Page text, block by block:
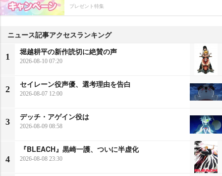
プレゼント特集
ニュース記事アクセスランキング
1
堀越耕平の新作読切に絶賛の声
2026-08-10 07:20
2
セイレーン役声優、選考理由を告白
2026-08-07 12:00
3
デッチ・アゲイン役は
2026-08-09 08:58
4
『BLEACH』黒崎一護、ついに半虚化
2026-08-08 23:30